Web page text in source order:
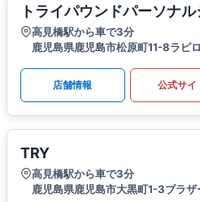
トライパウンドパーソナ
高見橋駅から車で3分
鹿児島県鹿児島市松原町11-8ラピ
店舗情報 公式サイ
TRY
高見橋駅から車で3分
鹿児島県鹿児島市大黒町1-3ブラ